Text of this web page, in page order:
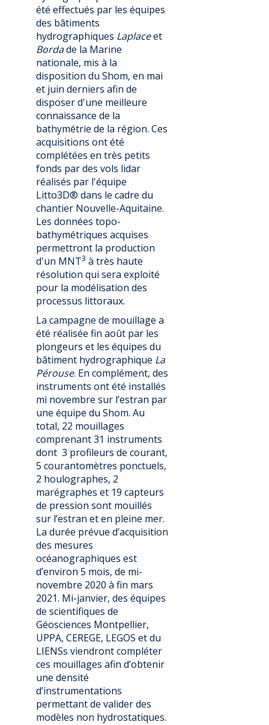
été effectués par les équipes
des bâtiments
hydrographiques Laplaceet
Bordade la Marine
nationale, mis à la
disposition du Shom, en mai
et juin derniers afin de
disposer d'une meilleure
connaissance de la
bathymétrie de la région. Ces
acquisitions ont été
complétées en très petits
fonds par des vols lidar
réalisés par l'équipe
Litto3D® dans le cadre du
chantier Nouvelle-Aquitaine.
Les données topo-
bathymétriques acquises
permettront la production
d'un MNT3 à très haute
résolution qui sera exploité
pour la modélisation des
processus littoraux.
La campagne de mouillage a
été réalisée fin août par les
plongeurs et les équipes du
bâtiment hydrographique La
Pérouse. En complément, des
instruments ont été installés
mi novembre sur l’estran par
une équipe du Shom. Au
total, 22 mouillages
comprenant 31 instruments
dont 3 profileurs de courant,
5 courantomètres ponctuels,
2 houlographes, 2
marégraphes et 19 capteurs
de pression sont mouillés
sur l’estran et en pleine mer.
La durée prévue d’acquisition
des mesures
océanographiques est
d’environ 5 mois, de mi-
novembre 2020 à fin mars
2021. Mi-janvier, des équipes
de scientifiques de
Géosciences Montpellier,
UPPA, CEREGE, LEGOS et du
LIENSs viendront compléter
ces mouillages afin d’obtenir
une densité
d’instrumentations
permettant de valider des
modèles non hydrostatiques.